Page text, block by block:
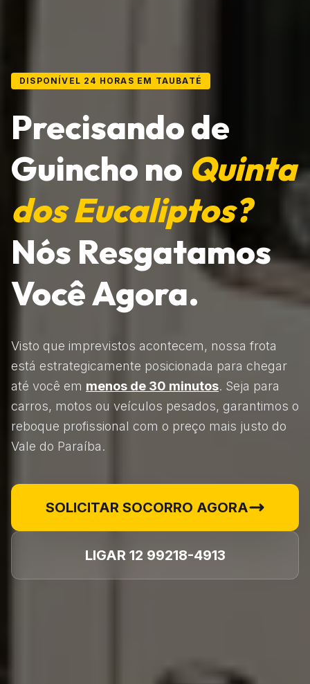
DISPONÍVEL 24 HORAS EM TAUBATÉ
Precisando de
Guincho no Quinta
dos Eucaliptos?
Nós Resgatamos
Você Agora.
Visto que imprevistos acontecem, nossa frota
está estrategicamente posicionada para chegar
até você em menos de 30 minutos. Seja para
carros, motos ou veículos pesados, garantimos o
reboque profissional com o preço mais justo do
Vale do Paraíba.
SOLICITAR SOCORRO AGORA
LIGAR 12 99218-4913